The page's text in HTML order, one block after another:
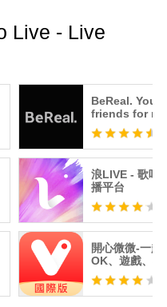
Live - Live
BeReal. Your
friends for
浪LIVE - 歌唱才藝直
播平台
開心微微-一起
OK、遊戲、聊
播、交友